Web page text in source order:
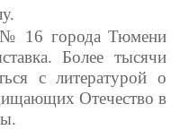
№ 16 города Тюмени
Более тысячи
с литературой о
Отечество в